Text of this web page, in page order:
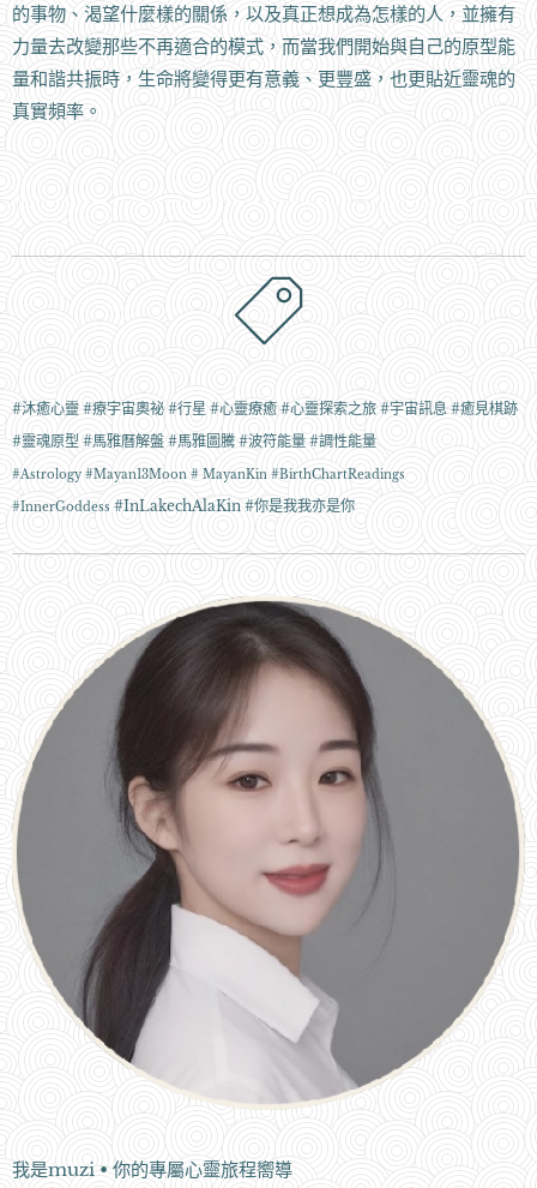
的事物、渴望什麼樣的關係，以及真正想成為怎樣的人，並擁有
力量去改變那些不再適合的模式，而當我們開始與自己的原型能
量和諧共振時，生命將變得更有意義、更豐盛，也更貼近靈魂的
真實頻率。
#沐癒心靈 #療宇宙奧祕 #行星 #心靈療癒 #心靈探索之旅 #宇宙訊息 #癒見棋跡
#靈魂原型 #馬雅曆解盤 #馬雅圖騰 #波符能量 #調性能量
#Astrology #Mayan13Moon # MayanKin #BirthChartReadings
#InnerGoddess #InLakechAlaKin #你是我我亦是你
我是muzi • 你的專屬心靈旅程嚮導